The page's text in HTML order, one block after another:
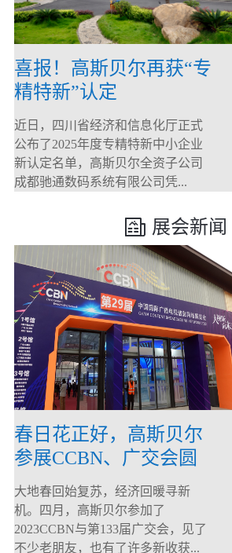
喜报！高斯贝尔再获“专
精特新”认定
近日，四川省经济和信息化厅正式
公布了2025年度专精特新中小企业
新认定名单，高斯贝尔全资子公司
成都驰通数码系统有限公司凭...
展会新闻
春日花正好，高斯贝尔
参展CCBN、广交会圆
满落幕！
大地春回始复苏，经济回暖寻新
机。四月，高斯贝尔参加了
2023CCBN与第133届广交会，见了
不少老朋友，也有了许多新收获...